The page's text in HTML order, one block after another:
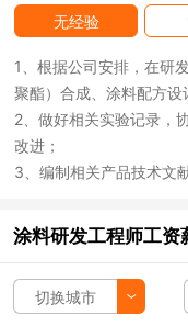
无经验
1、根据公司安排，在研
聚酯）合成、涂料配方设
2、做好相关实验记录，
改进；
3、编制相关产品技术文
涂料研发工程师工
切换城市